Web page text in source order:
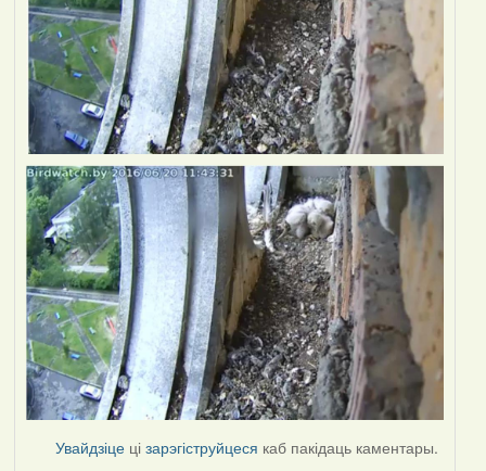
Увайдзіце цізарэгіструйцеся каб пакідаць каментары.